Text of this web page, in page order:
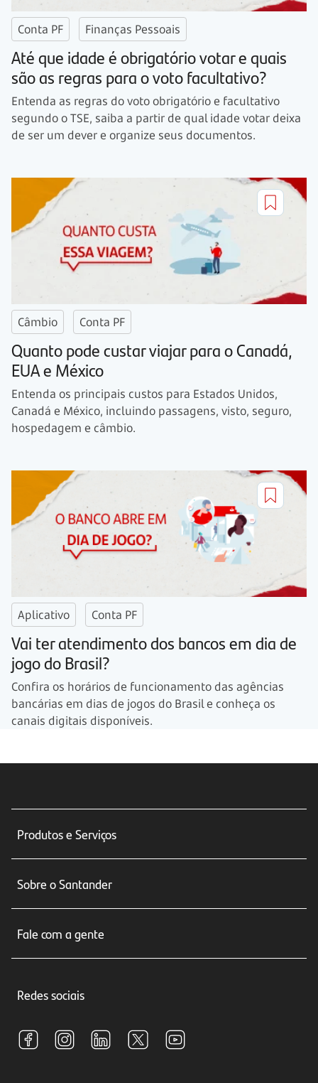
Conta PF Finanças Pessoais
Até que idade é obrigatório votar e quais
são as regras para o voto facultativo?
Entenda as regras do voto obrigatório e facultativo
segundo o TSE, saiba a partir de qual idade votar deixa
de ser um dever e organize seus documentos.
Câmbio Conta PF
Quanto pode custar viajar para o Canadá,
EUA e México
Entenda os principais custos para Estados Unidos,
Canadá e México, incluindo passagens, visto, seguro,
hospedagem e câmbio.
Aplicativo Conta PF
Vai ter atendimento dos bancos em dia de
jogo do Brasil?
Confira os horários de funcionamento das agências
bancárias em dias de jogos do Brasil e conheça os
canais digitais disponíveis.
Produtos e Serviços
Seguros
Crédito e Financiamentos
Investimentos
Sobre o Santander
Relações com Investidores
Fale com a gente
Central de Renegociação
S.A.C
Redes sociais